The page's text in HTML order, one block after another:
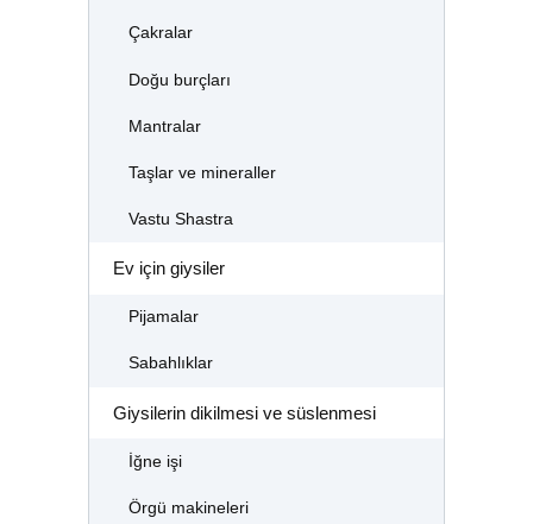
Çakralar
Doğu burçları
Mantralar
Taşlar ve mineraller
Vastu Shastra
Ev için giysiler
Pijamalar
Sabahlıklar
Giysilerin dikilmesi ve süslenmesi
İğne işi
Örgü makineleri